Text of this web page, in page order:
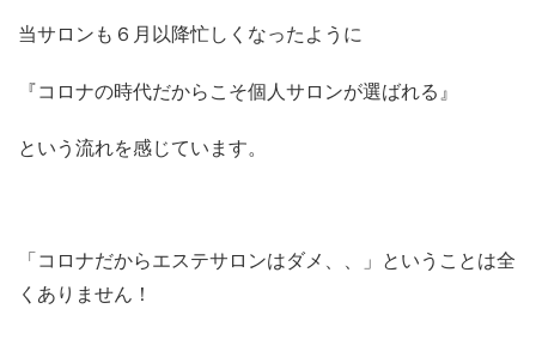
当サロンも６月以降忙しくなったように
『コロナの時代だからこそ個人サロンが選ばれる』
という流れを感じています。
「コロナだからエステサロンはダメ、、」ということは全
くありません！